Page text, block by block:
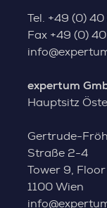
Tel. +49 (0)
Fax +49 (0)
expertum
Hauptsitz
Gertrude-
Straße 2-4
Tower 9, Floor
1100 Wien